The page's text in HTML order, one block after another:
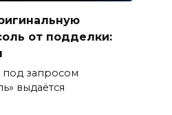
от подделки:
под запросом
выдаётся